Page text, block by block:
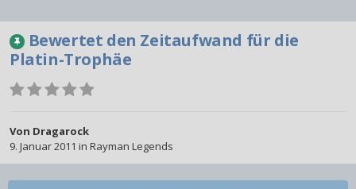
Bewertet den Zeitaufwand für die
Platin-Trophäe
Von Dragarock
9. Januar 2011 in Rayman Legends